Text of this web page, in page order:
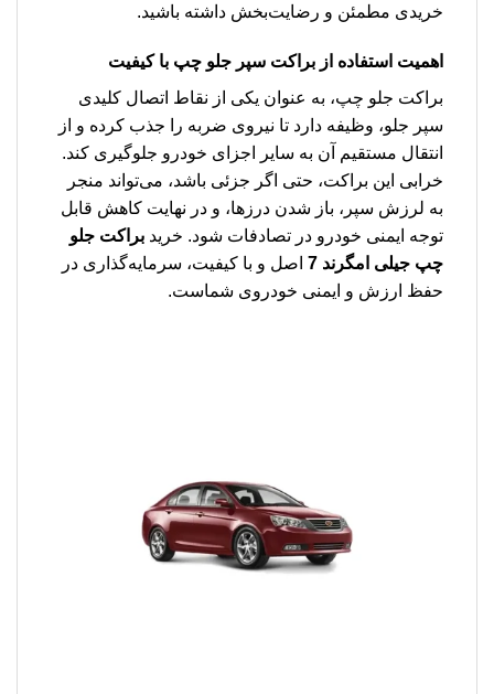
خریدی مطمئن و رضایت‌بخش داشته باشید.
اهمیت استفاده از براکت سپر جلو چپ با کیفیت
براکت جلو چپ، به عنوان یکی از نقاط اتصال کلیدی
سپر جلو، وظیفه دارد تا نیروی ضربه را جذب کرده و از
انتقال مستقیم آن به سایر اجزای خودرو جلوگیری کند.
خرابی این براکت، حتی اگر جزئی باشد، می‌تواند منجر
به لرزش سپر، باز شدن درزها، و در نهایت کاهش قابل
توجه ایمنی خودرو در تصادفات شود. خرید براکت جلو
چپ جیلی امگرند 7
اصل و با کیفیت، سرمایه‌گذاری در
حفظ ارزش و ایمنی خودروی شماست.